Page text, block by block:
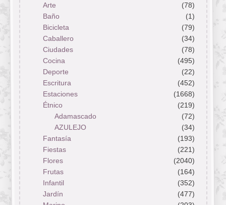
Arte
(78)
Baño
(1)
Bicicleta
(79)
Caballero
(34)
Ciudades
(78)
Cocina
(495)
Deporte
(22)
Escritura
(452)
Estaciones
(1668)
Étnico
(219)
Adamascado
(72)
AZULEJO
(34)
Fantasía
(193)
Fiestas
(221)
Flores
(2040)
Frutas
(164)
Infantil
(352)
Jardín
(477)